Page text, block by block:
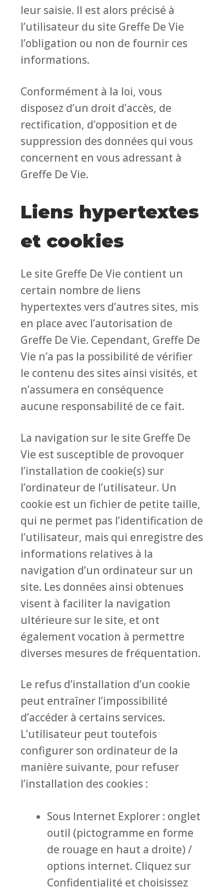
leur saisie. Il est alors précisé à
l’utilisateur du site Greffe De Vie
l’obligation ou non de fournir ces
informations.
Conformément à la loi, vous
disposez d’un droit d’accès, de
rectification, d’opposition et de
suppression des données qui vous
concernent en vous adressant à
Greffe De Vie.
Liens hypertextes
et cookies
Le site Greffe De Vie contient un
certain nombre de liens
hypertextes vers d’autres sites, mis
en place avec l’autorisation de
Greffe De Vie. Cependant, Greffe De
Vie n’a pas la possibilité de vérifier
le contenu des sites ainsi visités, et
n’assumera en conséquence
aucune responsabilité de ce fait.
La navigation sur le site Greffe De
Vie est susceptible de provoquer
l’installation de cookie(s) sur
l’ordinateur de l’utilisateur. Un
cookie est un fichier de petite taille,
qui ne permet pas l’identification de
l’utilisateur, mais qui enregistre des
informations relatives à la
navigation d’un ordinateur sur un
site. Les données ainsi obtenues
visent à faciliter la navigation
ultérieure sur le site, et ont
également vocation à permettre
diverses mesures de fréquentation.
Le refus d’installation d’un cookie
peut entraîner l’impossibilité
d’accéder à certains services.
L’utilisateur peut toutefois
configurer son ordinateur de la
manière suivante, pour refuser
l’installation des cookies :
Sous Internet Explorer : onglet
outil (pictogramme en forme
de rouage en haut a droite) /
options internet. Cliquez sur
Confidentialité et choisissez